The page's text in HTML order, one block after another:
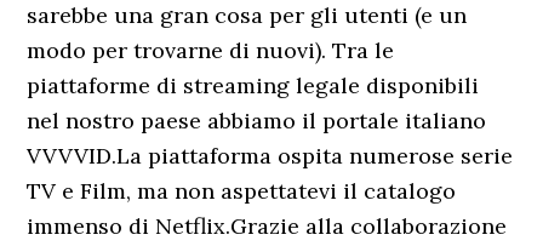
sarebbe una gran cosa per gli utenti (e un
modo per trovarne di nuovi). Tra le
piattaforme di streaming legale disponibili
nel nostro paese abbiamo il portale italiano
VVVVID.La piattaforma ospita numerose serie
TV e Film, ma non aspettatevi il catalogo
immenso di Netflix.Grazie alla collaborazione